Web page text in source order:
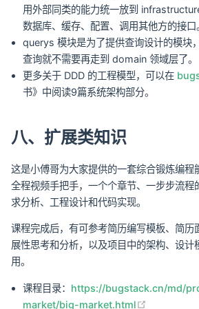
用外部同类的能力统一放到
数据库、缓存、配置、调用其他方的接口
querys 模块是为了提供查询设计的模块
查询就不需要再走到 domain 领域层了。
更多关于 DDD 的工程模型，可以在
书》中阅读9篇系统架构部分。
八、扩展类知识
这是小傅哥为大家提供的一套综合锻炼编程
全程视频手把手，一个个章节、一步步流程
求分析、工程设计和代码实现。
课程完成后，有可参考简历编写模板、简历
展性思考和分析，以及项目中的架构、设计
用。
课程目录： https://bugstack.cn/md/
market/big-market.html